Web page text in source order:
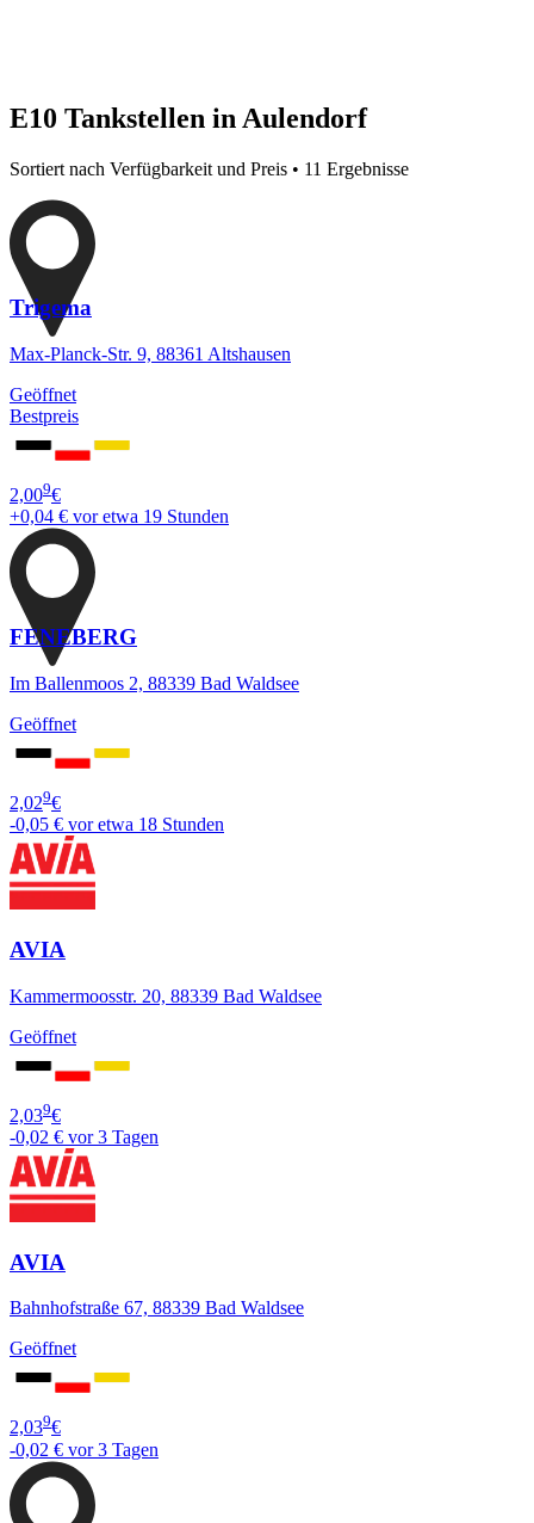
E10 Tankstellen in Aulendorf
Sortiert nach Verfügbarkeit und Preis • 11 Ergebnisse
Trigema
Max-Planck-Str. 9, 88361 Altshausen
Geöffnet
Bestpreis
2,009€
+0,04 € vor etwa 19 Stunden
FENEBERG
Im Ballenmoos 2, 88339 Bad Waldsee
Geöffnet
2,029€
-0,05 € vor etwa 18 Stunden
AVIA
Kammermoosstr. 20, 88339 Bad Waldsee
Geöffnet
2,039€
-0,02 € vor 3 Tagen
AVIA
Bahnhofstraße 67, 88339 Bad Waldsee
Geöffnet
2,039€
-0,02 € vor 3 Tagen